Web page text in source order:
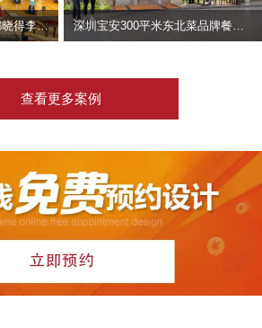
特色烧烤店装修实景图-都晓得李不管
查看更多案例